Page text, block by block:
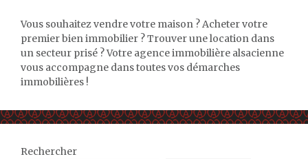
Vous souhaitez vendre votre maison ? Acheter votre
premier bien immobilier ? Trouver une location dans
un secteur prisé ? Votre agence immobilière alsacienne
vous accompagne dans toutes vos démarches
immobilières !
Rechercher